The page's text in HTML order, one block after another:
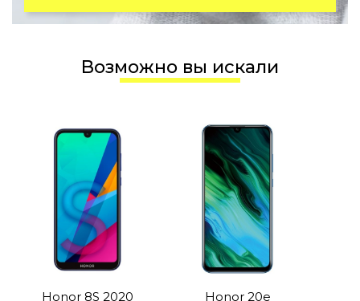
Возможно вы искали
Honor 8S 2020 Honor 20e